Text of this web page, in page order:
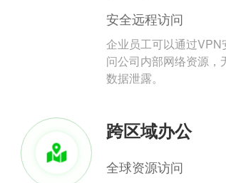
安全远程访问
企业员工可以通过VPN
问公司内部网络资源，
数据泄露。
跨区域办公
全球资源访问